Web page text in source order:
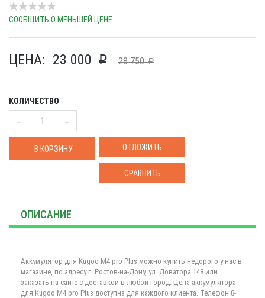
СООБЩИТЬ О МЕНЬШЕЙ ЦЕНЕ
ЦЕНА: 23 000 p 28 750 p
КОЛИЧЕСТВО
В КОРЗИНУ ОТЛОЖИТЬ
СРАВНИТЬ
ОПИСАНИЕ
Аккумулятор для Kugoo М4 pro Plus можно купить недорого у нас в
магазине, по адресу г. Ростов-на-Дону, ул. Доватора 148 или
заказать на сайте с доставкой в любой город. Цена аккумулятора
для Kugoo М4 pro Plus доступна для каждого клиента. Телефон 8-